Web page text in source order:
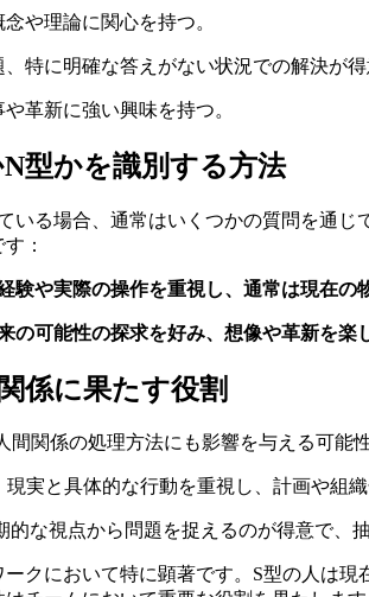
や理論に関心を持つ。
特に明確な答えがない状況での解決が得
革新に強い興味を持つ。
型かを識別する方法
いる場合、通常はいくつかの質問を通
：
験や実際の操作を重視し、通常は現在の
の可能性の探求を好み、想像や革新を楽
係に果たす役割
間関係の処理方法にも影響を与える可能
現実と具体的な行動を重視し、計画や組
的な視点から問題を捉えるのが得意で、
クにおいて特に顕著です。S型の人は